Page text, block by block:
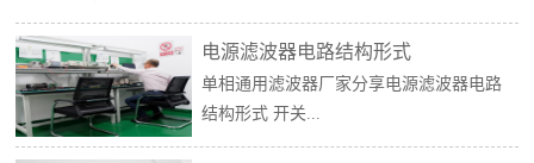
电源滤波器电路结构形式
单相通用滤波器厂家分享电源滤波器电路
结构形式 开关...